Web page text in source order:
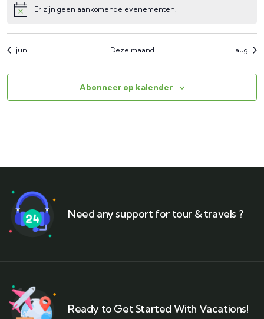
Er zijn geen aankomende evenementen.
jun Deze maand aug
Abonneer op kalender
Need any support for tour & travels ?
Ready to Get Started With Vacations!